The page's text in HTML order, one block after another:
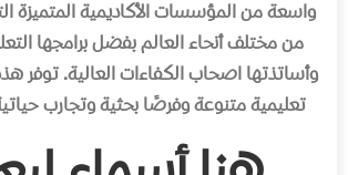
واسعة من المؤسسات الأكاديمية المتميزة
من مختلف أنحاء العالم بفضل برامجها
وأساتذتها اصحاب الكفاءات العالية. توفر
تعليمية متنوعة وفرصًا بحثية وتجارب